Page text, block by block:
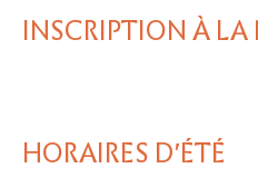
INSCRIPTION À LA
HORAIRES D'ÉTÉ